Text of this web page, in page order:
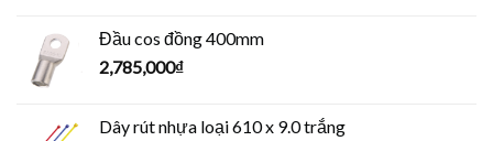
Đầu cos đồng 400mm
2,785,000₫
Dây rút nhựa loại 610 x 9.0 trắng